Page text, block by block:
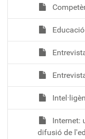
Internet:
difusió de